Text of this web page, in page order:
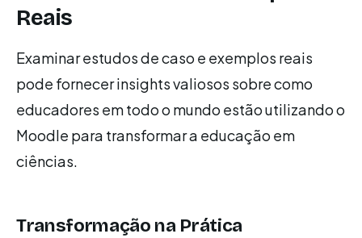
Reais
Examinar estudos de caso e exemplos reais
pode fornecer insights valiosos sobre como
educadores em todo o mundo estão utilizando o
Moodle para transformar a educação em
ciências.
Transformação na Prática